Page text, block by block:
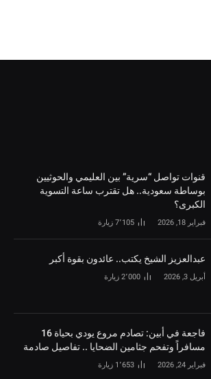
قنوات تواصل “سرية” بين العليمي والحوثيين
بوساطة سعودية.. هل تقترب ساعة التسوية
الكبرى؟
فبراير 18, 2026 7٬105 زيارة
‏عبدالعزيز الشيخ يكتب.. عائدون بقوة أكبر
أبريل 3, 2026 2٬000 زيارة
فاجعة في أبين: تصادم مروع يودي بحياة 16
مسافراً وتفحم جثامين الضحايا .. تفاصيل صادمة
فبراير 24, 2026 1٬653 زيارة